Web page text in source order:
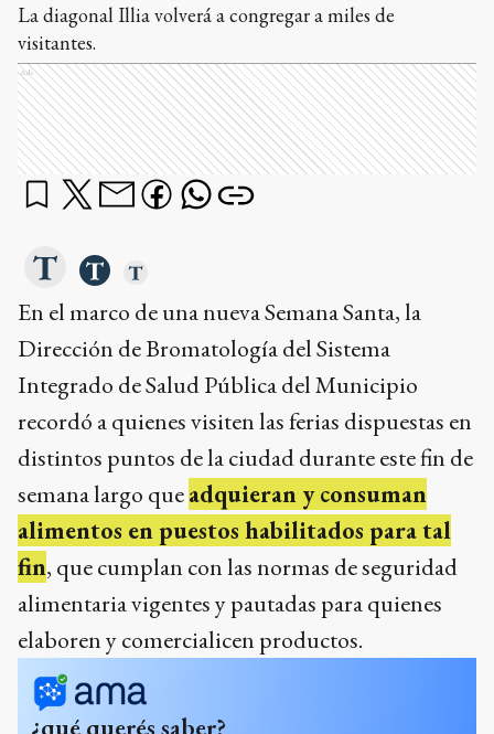
La diagonal Illia volverá a congregar a miles de
visitantes.
Ads
En el marco de una nueva Semana Santa, la
Dirección de Bromatología del Sistema
Integrado de Salud Pública del Municipio
recordó a quienes visiten las ferias dispuestas en
distintos puntos de la ciudad durante este fin de
semana largo queadquieran y consuman
alimentos en puestos habilitados para tal
fin, que cumplan con las normas de seguridad
alimentaria vigentes y pautadas para quienes
elaboren y comercialicen productos.
¿qué querés saber?